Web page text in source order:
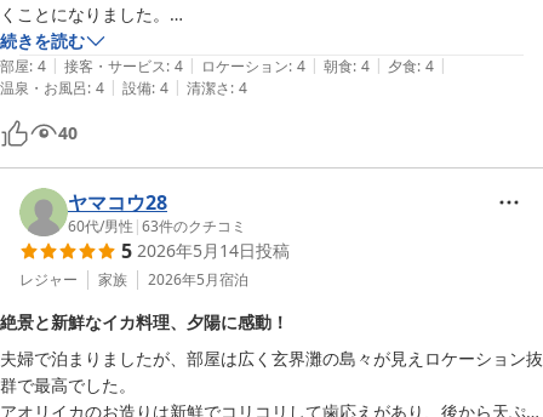
くことになりました。
リーズナブルの宿泊代金も有り難いです。イカの活き造りが１人１人あ
続きを読む
部屋: 4 | 接客・サービス: 4 | ロケーション: 4 | 朝食: 4 | 夕食: 4 |
温泉・お風呂: 4 | 設備: 4 | 清潔さ: 4
40
ヤマコウ28
60代/男性 |63件のクチコミ
5 2026年5月14日投稿
レジャー 家族 2026年5月宿泊
絶景と新鮮なイカ料理、夕陽に感動！
夫婦で泊まりましたが、部屋は広く玄界灘の島々が見えロケーション抜
群で最高でした。
アオリイカのお造りは新鮮でコリコリして歯応えがあり、後から天ぷら